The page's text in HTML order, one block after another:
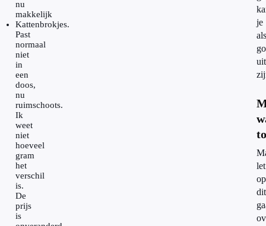
nu
makkelijk
Kattenbrokjes.
Past
normaal
niet
in
een
doos,
nu
ruimschoots.
Ik
weet
niet
hoeveel
gram
het
verschil
is.
De
prijs
is
je
uit
let
dit